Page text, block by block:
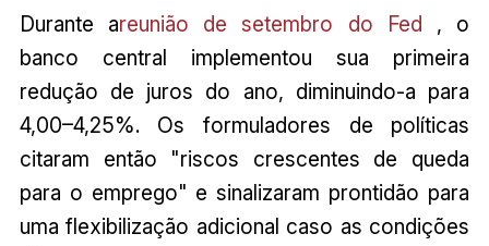
Durante areunião de setembro do Fed , o
banco central implementou sua primeira
redução de juros do ano, diminuindo-a para
4,00–4,25%. Os formuladores de políticas
citaram então "riscos crescentes de queda
para o emprego" e sinalizaram prontidão para
uma flexibilização adicional caso as condições